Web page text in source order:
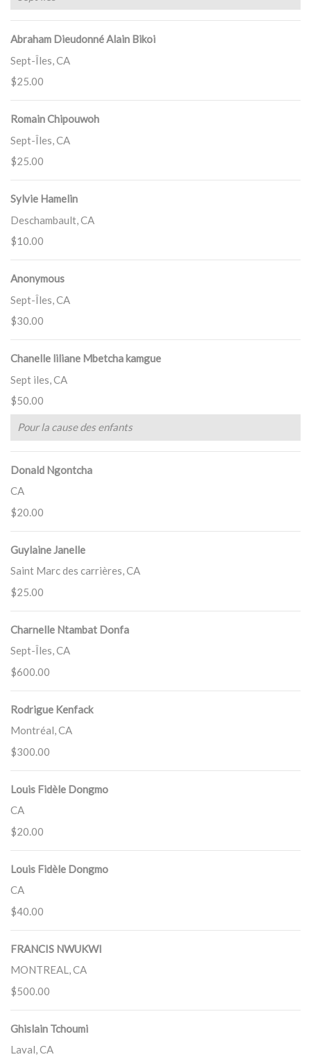
Abraham Dieudonné Alain Bikoi
Sept-Îles, CA
$25.00
Romain Chipouwoh
Sept-Îles, CA
$25.00
Sylvie Hamelin
Deschambault, CA
$10.00
Anonymous
Sept-Îles, CA
$30.00
Chanelle liliane Mbetcha kamgue
Sept iles, CA
$50.00
Pour la cause des enfants
Donald Ngontcha
CA
$20.00
Guylaine Janelle
Saint Marc des carrières, CA
$25.00
Charnelle Ntambat Donfa
Sept-Îles, CA
$600.00
Rodrigue Kenfack
Montréal, CA
$300.00
Louis Fidèle Dongmo
CA
$20.00
Louis Fidèle Dongmo
CA
$40.00
FRANCIS NWUKWI
MONTREAL, CA
$500.00
Ghislain Tchoumi
Laval, CA